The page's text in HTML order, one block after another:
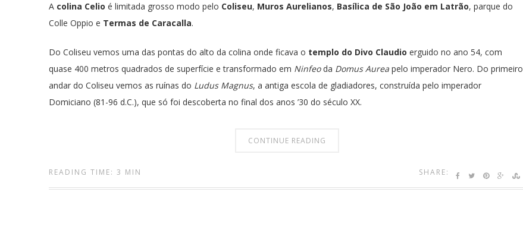
A colina Celio é limitada grosso modo pelo Coliseu, Muros Aurelianos, Basílica de São João em Latrão, parque do
Colle Oppio e Termas de Caracalla.
Do Coliseu vemos uma das pontas do alto da colina onde ficava o templo do Divo Claudio erguido no ano 54, com
quase 400 metros quadrados de superfície e transformado em Ninfeoda Domus Aurea pelo imperador Nero. Do primeiro
andar do Coliseu vemos as ruínas do Ludus Magnus, a antiga escola de gladiadores, construída pelo imperador
Domiciano (81-96 d.C.), que só foi descoberta no final dos anos ’30 do século XX.
CONTINUE READING
SHARE:
READING TIME: 3 MIN